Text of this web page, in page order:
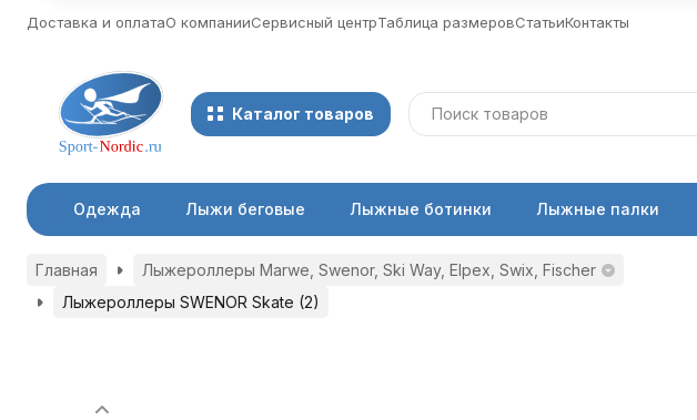
Доставка и оплатаО компанииСервисный центрТаблица размеровСтатьиКонтакты
Каталог товаров
Одежда Лыжи беговые Лыжные ботинки Лыжные палки
Главная
Лыжероллеры Marwe, Swenor, Ski Way, Elpex, Swix, Fischer
Лыжероллеры SWENOR Skate (2)